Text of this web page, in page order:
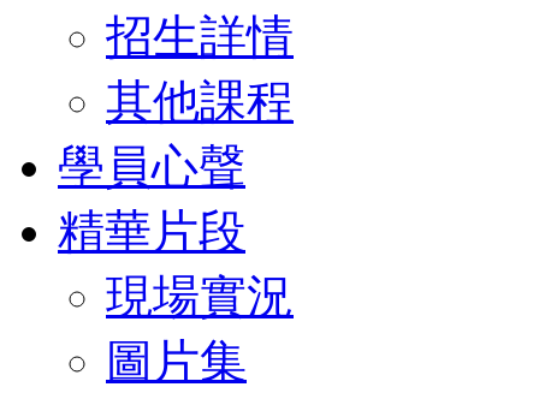
招生詳情
其他課程
學員心聲
精華片段
現場實況
圖片集